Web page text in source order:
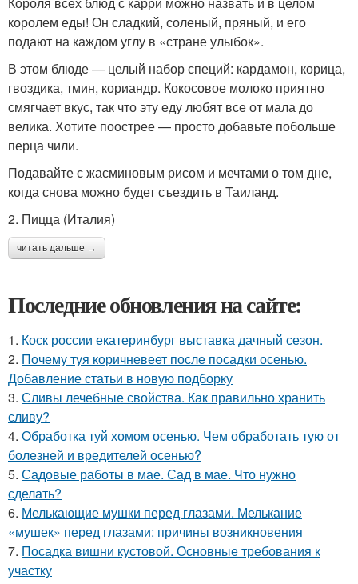
королем еды! Он сладкий, соленый, пряный, и его
подают на каждом углу в «стране улыбок».
В этом блюде — целый набор специй: кардамон, корица,
гвоздика, тмин, кориандр. Кокосовое молоко приятно
смягчает вкус, так что эту еду любят все от мала до
велика. Хотите поострее — просто добавьте побольше
перца чили.
Подавайте с жасминовым рисом и мечтами о том дне,
когда снова можно будет съездить в Таиланд.
2. Пицца (Италия)
читать дальше →
Последние обновления на сайте:
1. Коск россии екатеринбург выставка дачный сезон.
2. Почему туя коричневеет после посадки осенью.
Добавление статьи в новую подборку
3. Сливы лечебные свойства. Как правильно хранить
сливу?
4. Обработка туй хомом осенью. Чем обработать тую от
болезней и вредителей осенью?
5. Садовые работы в мае. Сад в мае. Что нужно
сделать?
6. Мелькающие мушки перед глазами. Мелькание
«мушек» перед глазами: причины возникновения
7. Посадка вишни кустовой. Основные требования к
участку